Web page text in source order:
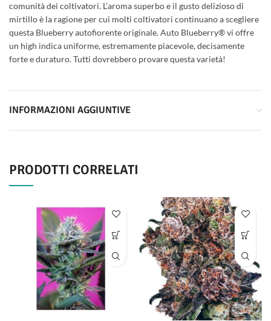
comunità dei coltivatori. L’aroma superbo e il gusto delizioso di
mirtillo è la ragione per cui molti coltivatori continuano a scegliere
questa Blueberry autofiorente originale. Auto Blueberry® vi offre
un high indica uniforme, estremamente piacevole, decisamente
forte e duraturo. Tutti dovrebbero provare questa varietà!
INFORMAZIONI AGGIUNTIVE
PRODOTTI CORRELATI